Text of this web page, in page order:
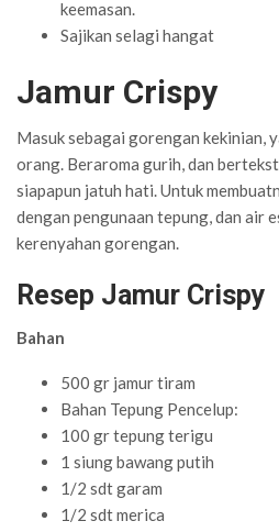
keemasan.
Sajikan selagi hangat
Jamur Crispy
Masuk sebagai gorengan kekinian,
orang. Beraroma gurih, dan
siapapun jatuh hati. Untuk
dengan pengunaan tepung, dan air
kerenyahan gorengan.
Resep Jamur Crispy
Bahan
500 gr jamur tiram
Bahan Tepung Pencelup:
100 gr tepung terigu
1 siung bawang putih
1/2 sdt garam
1/2 sdt merica